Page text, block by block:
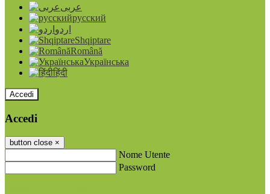
عربى
русский
اردو
Shqiptare
Română
Українська
हिंदी
Accedi
Accedi
button close ×
Nome Utente
Password